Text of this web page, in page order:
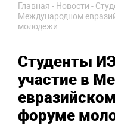
Главная - Новости -
Международном
молодежи
Студенты
участие в
форуме